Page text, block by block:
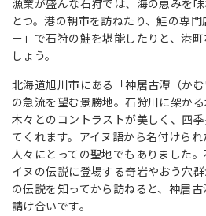
とつ。港の朝市を訪ねたり、鮭の専
ー」で石狩の鮭を堪能したりと、港
しょう。
北海道旭川市にある「神居古潭（か
の急流を望む景勝地。石狩川に架か
木々とのコントラストが美しく、四
てくれます。アイヌ語から名付けら
人々にとっての聖地でもありました
イヌの伝説に登場する奇岩やおう穴
の伝説を知ってから訪ねると、神居
請け合いです。